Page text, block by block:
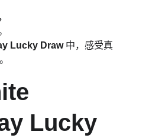
Lucky Draw 中，感受真
Lucky